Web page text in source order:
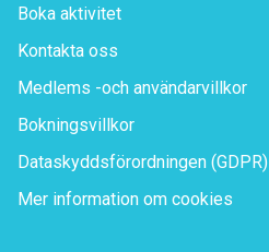
Boka aktivitet
Kontakta oss
Medlems -och användarvillkor
Bokningsvillkor
Dataskyddsförordningen (GDPR)
Mer information om cookies